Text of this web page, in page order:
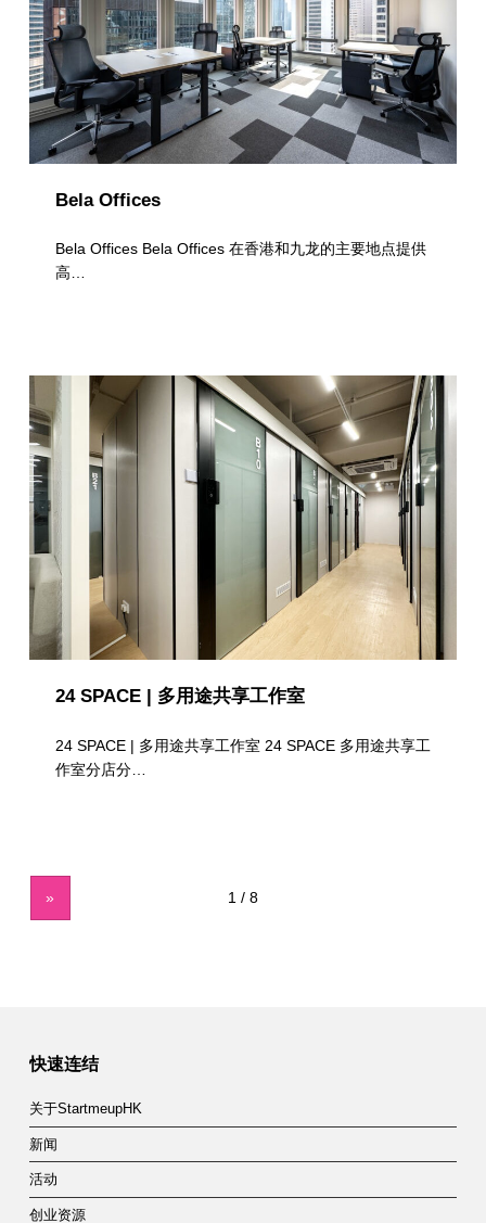
Bela Offices
Bela Offices Bela Offices 在香港和九龙的主要地点提供
高…
24 SPACE | 多用途共享工作室
24 SPACE | 多用途共享工作室 24 SPACE 多用途共享工
作室分店分…
»
快速连结
关于StartmeupHK
新闻
活动
创业资源